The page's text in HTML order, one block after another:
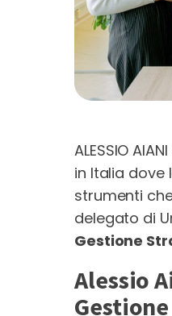
ALESSIO
in Italia dove
strumenti
delegato di
Gestione
Alessio